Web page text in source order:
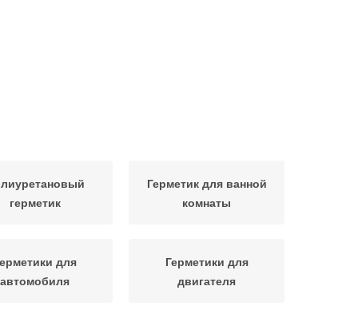
герметик
Герметик для ванной
комнаты
для
автомобиля
Герметики для
двигателя